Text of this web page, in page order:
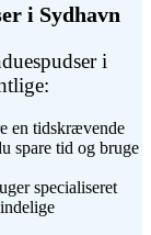
i Sydhavn
i
en tidskrævende
spare tid og bruge
specialiseret